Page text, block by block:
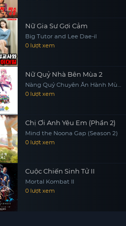
Nữ Gia Sư Gợi Cảm
Big Tutor and Lee Dae-il
0 lượt xem
Nữ Quỷ Nhà Bên Mùa 2
Nàng Quỷ Chuyên Ăn Hành Mùa
2, Machikado Mazoku: 2-choume
0 lượt xem
Chị Ơi Anh Yêu Em (Phần 2)
Mind the Noona Gap (Season 2)
0 lượt xem
Cuộc Chiến Sinh Tử II
Mortal Kombat II
0 lượt xem